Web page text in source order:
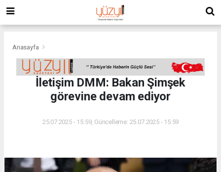
Anasayfa
İletişim DMM: Bakan Şimşek
görevine devam ediyor
25.07.2025 - 15:59, Güncelleme: 25.07.2025 - 15:59